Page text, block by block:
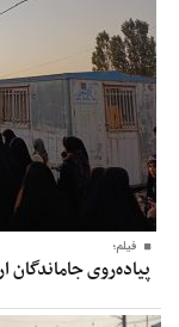
فیلم؛
پیاده‌روی جاماندگان